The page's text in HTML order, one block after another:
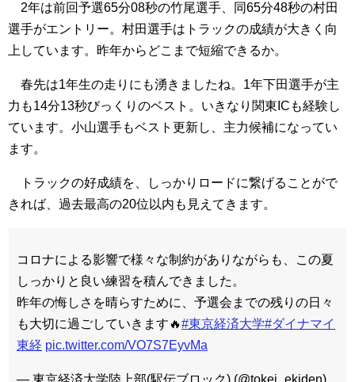
2年は前回予選65分08秒の竹尾選手、同65分48秒の村田
選手がエントリー。村田選手はトラックの成績が大きく向
上しています。昨年からどこまで短縮できるか。
春先は1年生の走りにも湧きましたね。1年下田選手が主
力も14分13秒びっくりのベスト。いきなり関東ICも経験し
ています。小山選手もベスト更新し、主力候補になってい
ます。
トラックの好成績を、しっかりロードに繋げることがで
きれば、過去最高の20位以内も見えてきます。
コロナによる影響で様々な制約がありながらも、この夏
しっかりと良い練習を積んできました。
昨年の悔しさを晴らすために、予選会までの残りの日々
も大切に過ごしていきます🔥#東京経済大学#ダイナマイ
東経 pic.twitter.com/VO7S7EyvMa
— 東京経済大学陸上部(駅伝ブロック) (@tokei_ekiden)